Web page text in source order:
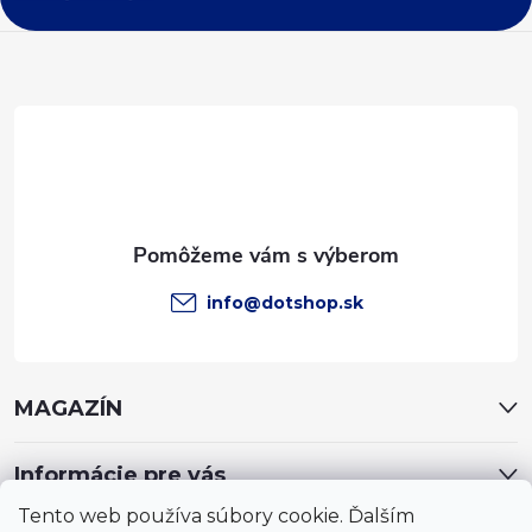
Tento web používa súbory cookie. Ďalším
info@dotshop.sk
MAGAZÍN
Informácie pre vás